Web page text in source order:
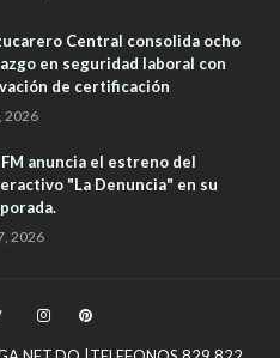
Central consolida ocho
en seguridad laboral con
de certificación
2026
anuncia el estreno del
"La Denuncia" en su
2026